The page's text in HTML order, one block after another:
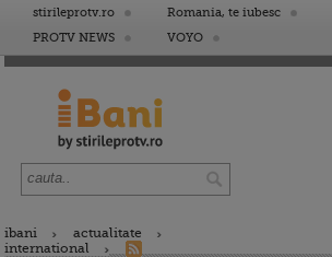
stirileprotv.ro Romania, te iubesc
PROTV NEWS
VOYO
ibani
actualitate
international